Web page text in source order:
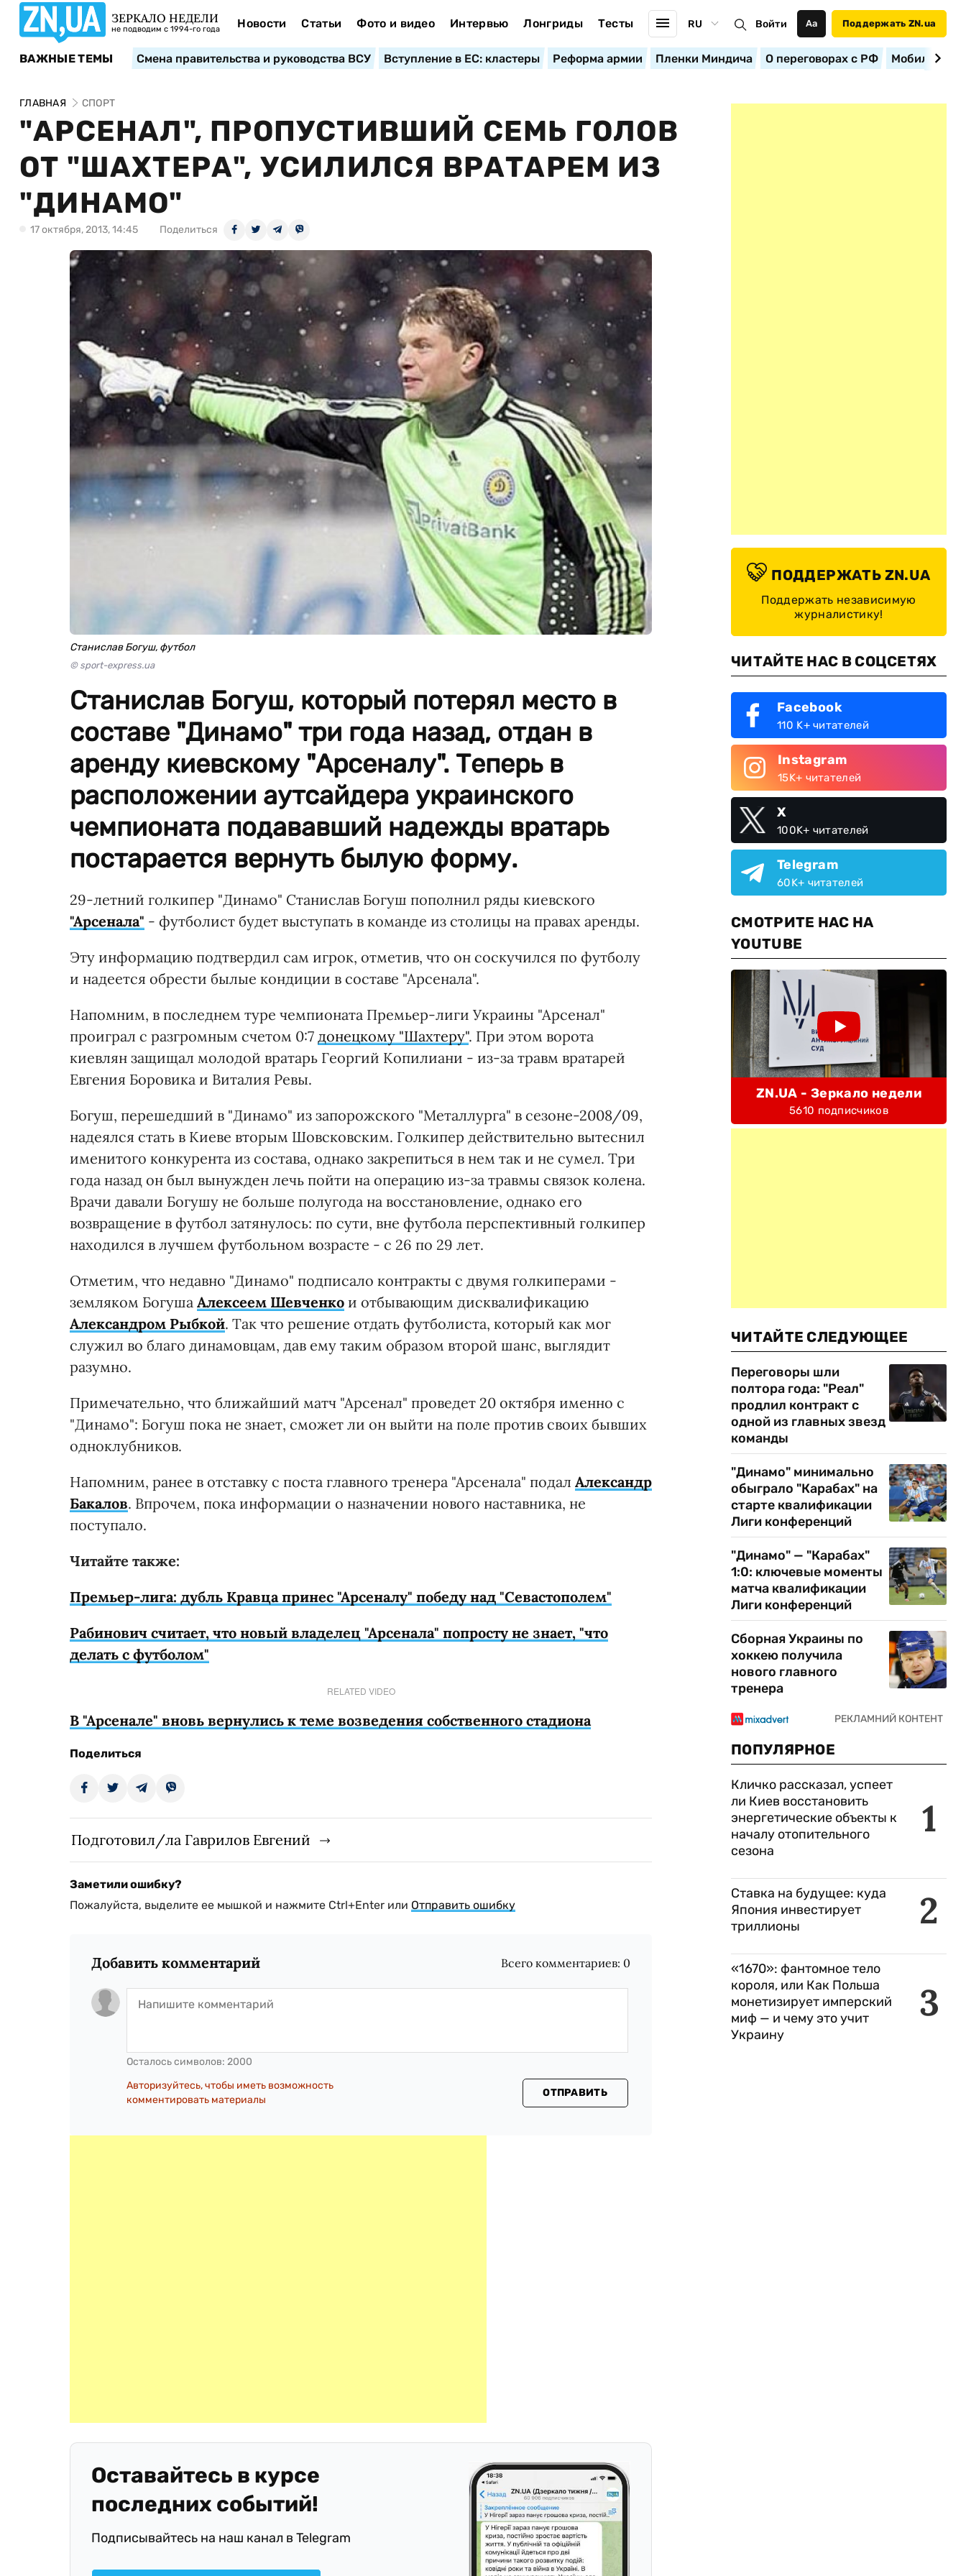
ЗЕРКАЛО НЕДЕЛИ
не подводим с 1994-го года Новости Статьи Фото и видео Интервью Лонгриды Тесты RU Войти Аа Поддержать ZN.ua
ВАЖНЫЕ ТЕМЫ Смена правительства и руководства ВСУ Вступление в ЕС: кластеры Реформа армии Пленки Миндича О переговорах с РФ
ГЛАВНАЯ СПОРТ
"АРСЕНАЛ", ПРОПУСТИВШИЙ СЕМЬ ГОЛОВ
ОТ "ШАХТЕРА", УСИЛИЛСЯ ВРАТАРЕМ ИЗ
"ДИНАМО"
17 октября, 2013, 14:45 Поделиться
Станислав Богуш, футбол
© sport-express.ua
Станислав Богуш, который потерял место в
составе "Динамо" три года назад, отдан в
аренду киевскому "Арсеналу". Теперь в
расположении аутсайдера украинского
чемпионата подававший надежды вратарь
постарается вернуть былую форму.
29-летний голкипер "Динамо" Станислав Богуш пополнил ряды киевского
"Арсенала" - футболист будет выступать в команде из столицы на правах аренды.
Эту информацию подтвердил сам игрок, отметив, что он соскучился по футболу
и надеется обрести былые кондиции в составе "Арсенала".
Напомним, в последнем туре чемпионата Премьер-лиги Украины "Арсенал"
проиграл с разгромным счетом 0:7 донецкому "Шахтеру". При этом ворота
киевлян защищал молодой вратарь Георгий Копилиани - из-за травм вратарей
Евгения Боровика и Виталия Ревы.
Богуш, перешедший в "Динамо" из запорожского "Металлурга" в сезоне-2008/09,
надеялся стать в Киеве вторым Шовсковским. Голкипер действительно вытеснил
именитого конкурента из состава, однако закрепиться в нем так и не сумел. Три
года назад он был вынужден лечь пойти на операцию из-за травмы связок колена.
Врачи давали Богушу не больше полугода на восстановление, однако его
возвращение в футбол затянулось: по сути, вне футбола перспективный голкипер
находился в лучшем футбольном возрасте - с 26 по 29 лет.
Отметим, что недавно "Динамо" подписало контракты с двумя голкиперами -
земляком Богуша Алексеем Шевченко и отбывающим дисквалификацию
Александром Рыбкой. Так что решение отдать футболиста, который как мог
служил во благо динамовцам, дав ему таким образом второй шанс, выглядит
разумно.
Примечательно, что ближайший матч "Арсенал" проведет 20 октября именно с
"Динамо": Богуш пока не знает, сможет ли он выйти на поле против своих бывших
одноклубников.
Напомним, ранее в отставку с поста главного тренера "Арсенала" подал Александр
Бакалов. Впрочем, пока информации о назначении нового наставника, не
поступало.
Читайте также:
Премьер-лига: дубль Кравца принес "Арсеналу" победу над "Севастополем"
Рабинович считает, что новый владелец "Арсенала" попросту не знает, "что
делать с футболом"
RELATED VIDEO
В "Арсенале" вновь вернулись к теме возведения собственного стадиона
Поделиться
Подготовил/ла Гаврилов Евгений
Заметили ошибку?
Пожалуйста, выделите ее мышкой и нажмите Ctrl+Enter или Отправить ошибку
Добавить комментарий Всего комментариев: 0
Осталось символов: 2000
Авторизуйтесь, чтобы иметь возможность
комментировать материалы
ОТПРАВИТЬ
Оставайтесь в курсе
последних событий!
Подписывайтесь на наш канал в Telegram
ПОДДЕРЖАТЬ ZN.UA
Поддержать независимую
журналистику!
ЧИТАЙТЕ НАС В СОЦСЕТЯХ
Facebook
110 K+ читателей
Instagram
15K+ читателей
X
100K+ читателей
Telegram
60K+ читателей
СМОТРИТЕ НАС НА
YOUTUBE
ZN.UA - Зеркало недели
5610 подписчиков
ЧИТАЙТЕ СЛЕДУЮЩЕЕ
Переговоры шли
полтора года: "Реал"
продлил контракт с
одной из главных звезд
команды
"Динамо" минимально
обыграло "Карабах" на
старте квалификации
Лиги конференций
"Динамо" — "Карабах"
1:0: ключевые моменты
матча квалификации
Лиги конференций
Сборная Украины по
хоккею получила
нового главного
тренера
ПОПУЛЯРНОЕ
1
Кличко рассказал, успеет
ли Киев восстановить
энергетические объекты к
началу отопительного
сезона
2
Ставка на будущее: куда
Япония инвестирует
триллионы
3
«1670»: фантомное тело
короля, или Как Польша
монетизирует имперский
миф — и чему это учит
Украину